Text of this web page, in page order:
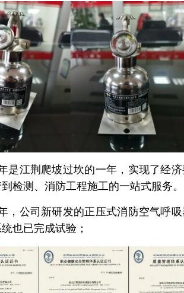
是江荆爬坡过坎的一年，实现了经
检测、消防工程施工的一站式服务。
，公司新研发的正压式消防空气呼
也已完成试验；